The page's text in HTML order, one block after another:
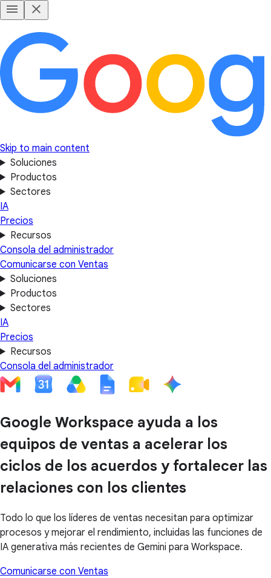
Skip to main content
Soluciones
Productos
Sectores
IA
Precios
Recursos
Consola del administrador
Comunicarse con Ventas
Soluciones
Productos
Sectores
IA
Precios
Recursos
Consola del administrador
Google Workspace ayuda a los
equipos de ventas a acelerar los
ciclos de los acuerdos y fortalecer las
relaciones con los clientes
Todo lo que los líderes de ventas necesitan para optimizar
procesos y mejorar el rendimiento, incluidas las funciones de
IA generativa más recientes de Gemini para Workspace.
Comunicarse con Ventas